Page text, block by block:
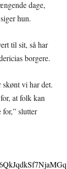
dage,
hun.
til sit, så har
borgere.
skønt vi har det.
at folk kan
slutter